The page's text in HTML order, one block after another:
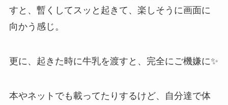
すと、暫くしてスッと起きて、楽しそうに画面に
向かう感じ。
更に、起きた時に牛乳を渡すと、完全にご機嫌に✨
本やネットでも載ってたりするけど、自分達で体